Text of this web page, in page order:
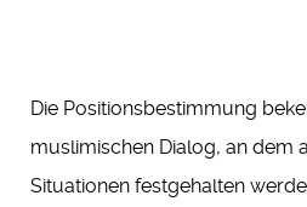
Die Positionsbestimmung
muslimischen Dialog, an dem
Situationen festgehalten